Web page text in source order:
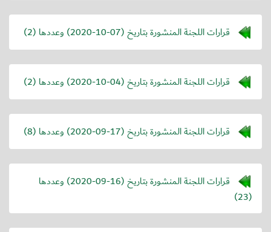
قرارات اللجنة المنشورة بتاريخ (2020-10-07) وعددها (2)
قرارات اللجنة المنشورة بتاريخ (2020-10-04) وعددها (2)
قرارات اللجنة المنشورة بتاريخ (2020-09-17) وعددها (8)
قرارات اللجنة المنشورة بتاريخ (2020-09-16) وعددها
(23)